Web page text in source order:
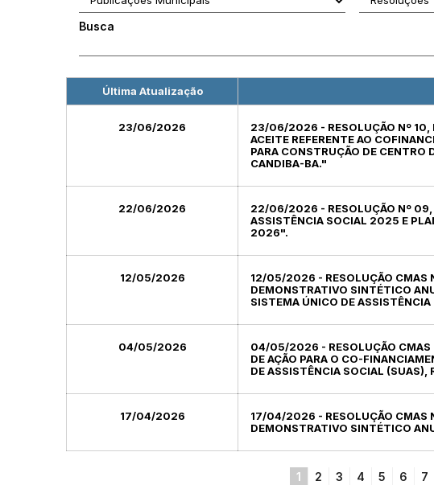
Busca
Última Atualização
23/06/2026
23/06/2026 - RESOLUÇÃO Nº 10,
ACEITE REFERENTE AO
PARA CONSTRUÇÃO DE CENTRO
CANDIBA-BA."
22/06/2026
22/06/2026 - RESOLUÇÃO Nº 09,
ASSISTÊNCIA SOCIAL 2025 E
2026".
12/05/2026
12/05/2026 - RESOLUÇÃO CMAS
DEMONSTRATIVO SINTÉTICO
SISTEMA ÚNICO DE
04/05/2026
04/05/2026 - RESOLUÇÃO CMAS
DE AÇÃO PARA O CO-
DE ASSISTÊNCIA SOCIAL (SUAS),
17/04/2026
17/04/2026 - RESOLUÇÃO CMAS
DEMONSTRATIVO SINTÉTICO
1 2 3 4 5 6 7